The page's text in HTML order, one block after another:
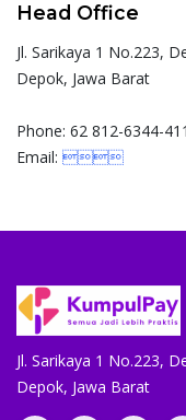
Head Office
Jl. Sarikaya 1 No.223,
Depok, Jawa Barat
Phone: 62 812-6344-
Email: 
Jl. Sarikaya 1 No.223,
Depok, Jawa Barat